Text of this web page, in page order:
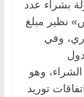
بشراء عدد
نظير مبلغ
وفي
وهو
توريد